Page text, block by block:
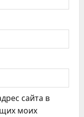
сайта в
моих